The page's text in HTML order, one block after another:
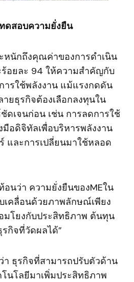
ดสอบความยั่งยืน
หนักถึงคุณค่าของการดำเนิน
อยละ 94 ให้ความสำคัญกับ
ารใช้พลังงาน แม้แรงกดดัน
ยธุรกิจต้องเลือกลงทุนใน
ดเจนก่อน เช่น การลดการใช้
มือดิจิทัลเพื่อบริหารพลังงาน
และการเปลี่ยนมาใช้หลอด
นว่า ความยั่งยืนของMEใน
เคลื่อนด้วยภาพลักษณ์เพียง
มโยงกับประสิทธิภาพ ต้นทุน
กิจที่วัดผลได้”
า ธุรกิจที่สามารถปรับตัวด้าน
นโลยีมาเพิ่มประสิทธิภาพ